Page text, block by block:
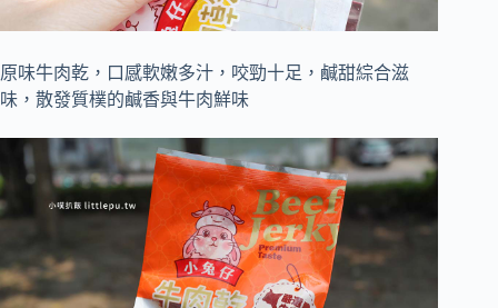
原味牛肉乾，口感軟嫩多汁，咬勁十足，鹹甜綜合滋
味，散發質樸的鹹香與牛肉鮮味